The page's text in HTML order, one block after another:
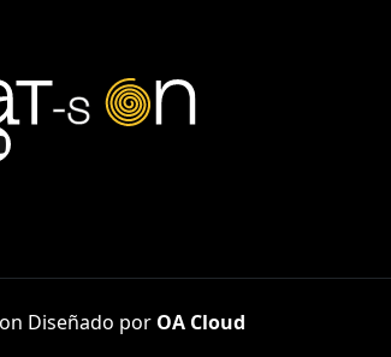
Diseñado por OA Cloud